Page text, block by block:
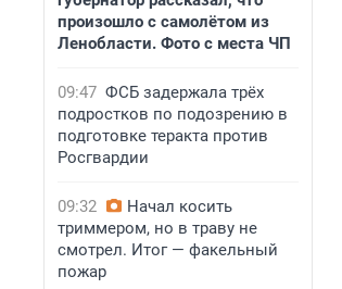
произошло с самолётом из
Ленобласти. Фото с места ЧП
09:47 ФСБ задержала трёх
подростков по подозрению в
подготовке теракта против
Росгвардии
09:32
Начал косить
триммером, но в траву не
смотрел. Итог — факельный
пожар